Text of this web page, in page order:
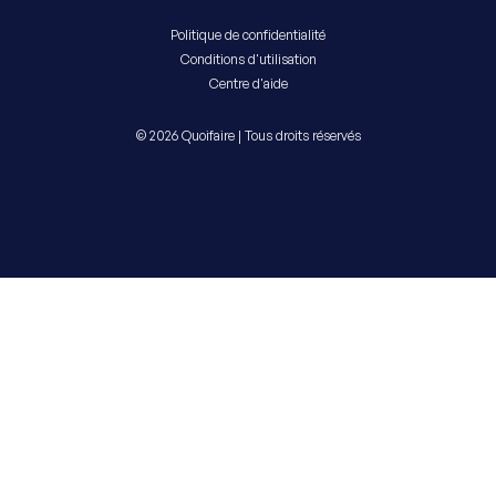
Politique de confidentialité
Conditions d'utilisation
Centre d'aide
© 2026 Quoifaire | Tous droits réservés